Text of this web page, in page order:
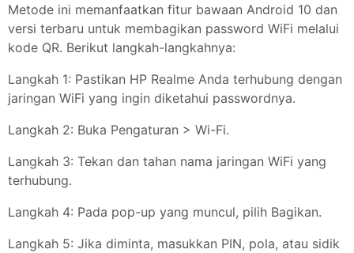
Metode ini memanfaatkan fitur bawaan Android 10 dan
versi terbaru untuk membagikan password WiFi melalui
kode QR. Berikut langkah-langkahnya:
Langkah 1: Pastikan HP Realme Anda terhubung dengan
jaringan WiFi yang ingin diketahui passwordnya.
Langkah 2: Buka Pengaturan > Wi-Fi.
Langkah 3: Tekan dan tahan nama jaringan WiFi yang
terhubung.
Langkah 4: Pada pop-up yang muncul, pilih Bagikan.
Langkah 5: Jika diminta, masukkan PIN, pola, atau sidik